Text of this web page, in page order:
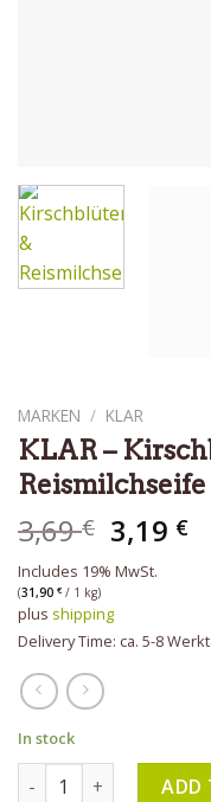
MARKEN / KLAR
KLAR –
Reismilchseife
3,69€ 3,19 €
Includes 19% MwSt.
(31,90 € / 1 kg)
plus shipping
Delivery Time: ca. 5-8
In stock
KLAR - Kirschblüten-
ADD